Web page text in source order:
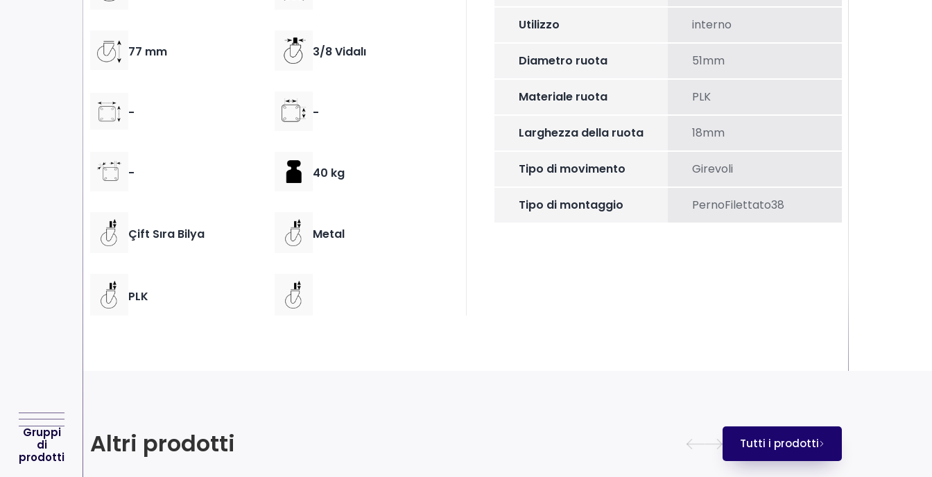
Gruppi
di
prodotti
77 mm 3/8 Vidalı
- -
- 40 kg
Çift Sıra Bilya Metal
PLK
Utilizzo interno
Diametro ruota 51mm
Materiale ruota PLK
Larghezza della ruota 18mm
Tipo di movimento Girevoli
Tipo di montaggio PernoFilettato38
Altri prodotti Tutti i prodotti